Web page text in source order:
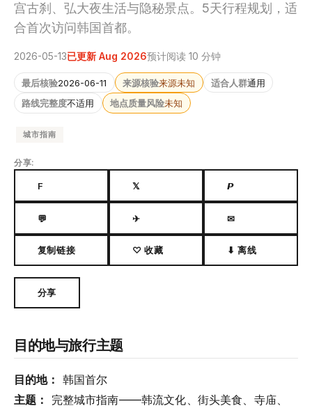
宫古刹、弘大夜生活与隐秘景点。5天行程规划，适
合首次访问韩国首都。
2026-05-13已更新 Aug 2026预计阅读 10 分钟
最后核验2026-06-11 来源核验来源未知 适合人群通用
路线完整度不适用 地点质量风险未知
城市指南
分享:
F 𝕏 𝙋
💬 ✈ ✉
复制链接 ♡ 收藏 ⬇ 离线
分享
目的地与旅行主题
目的地： 韩国首尔
主题：
完整城市指南——韩流文化、街头美食、寺庙、